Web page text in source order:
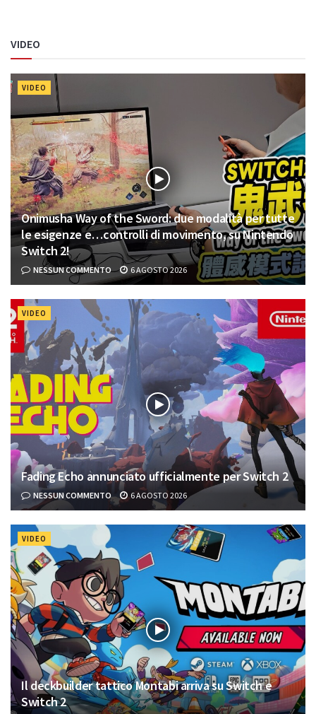
VIDEO
VIDEO
Onimusha Way of the Sword: due modalità per tutte
le esigenze e…controlli di movimento, su Nintendo
Switch 2!
NESSUN COMMENTO 6 AGOSTO 2026
VIDEO
Fading Echo annunciato ufficialmente per Switch 2
NESSUN COMMENTO 6 AGOSTO 2026
VIDEO
Il deckbuilder tattico Montabi arriva su Switch e
Switch 2